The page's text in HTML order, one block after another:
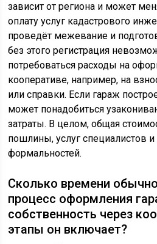
зависит от региона и может
оплату услуг кадастрового
проведёт межевание и
без этого регистрация
потребоваться расходы на
кооперативе, например, на
или справки. Если гараж
может понадобиться
затраты. В целом, общая
пошлины, услуг специалистов
формальностей.
Сколько времени
процесс оформления
собственность через
этапы он включает?